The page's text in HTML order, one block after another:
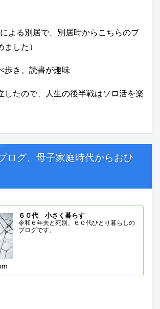
による別居で、別居時からこちらのブ
ました）
歩き、読書が趣味
したので、人生の後半戦はソロ活を楽
ログ、母子家庭時代からおひ
６０代 小さく暮らす
令和６年夫と死別、６０代ひとり暮らしの
ブログです。